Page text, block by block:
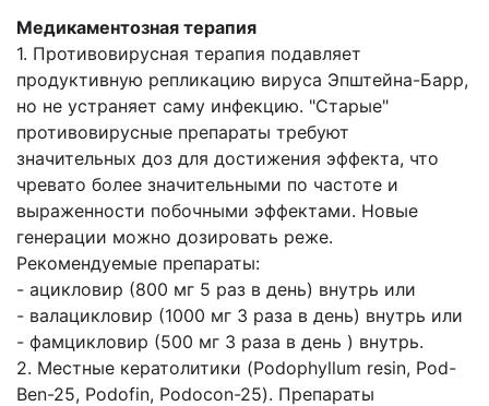
Медикаментозная терапия
1. Противовирусная терапия подавляет
продуктивную репликацию вируса Эпштейна-Барр,
но не устраняет саму инфекцию. "Старые"
противовирусные препараты требуют
значительных доз для достижения эффекта, что
чревато более значительными по частоте и
выраженности побочными эффектами. Новые
генерации можно дозировать реже.
Рекомендуемые препараты:
- ацикловир (800 мг 5 раз в день) внутрь или
- валацикловир (1000 мг 3 раза в день) внутрь или
- фамцикловир (500 мг 3 раза в день ) внутрь.
2. Местные кератолитики (Podophyllum resin, Pod-
Ben-25, Podofin, Podocon-25). Препараты